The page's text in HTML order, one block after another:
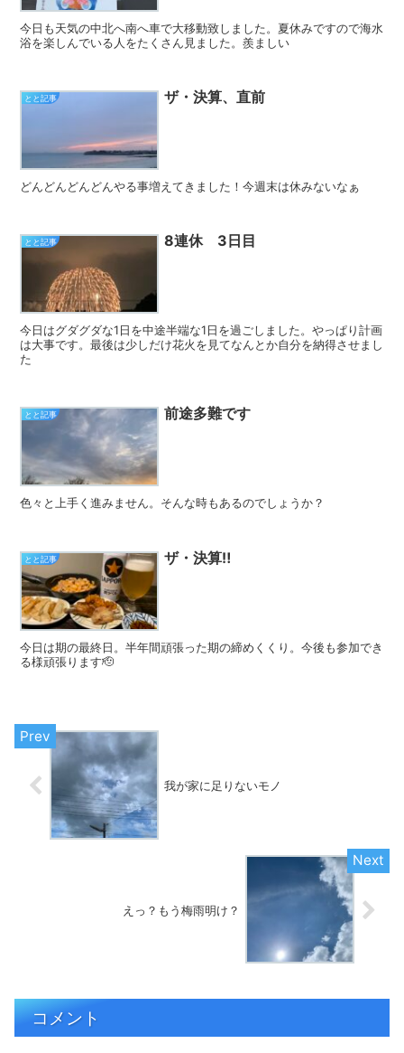
今日も天気の中北へ南へ車で大移動致しました。夏休みですので海水
浴を楽しんでいる人をたくさん見ました。羨ましい
とと記事 ザ・決算、直前
どんどんどんどんやる事増えてきました！今週末は休みないなぁ
とと記事 8連休 3日目
今日はグダグダな1日を中途半端な1日を過ごしました。やっぱり計画
は大事です。最後は少しだけ花火を見てなんとか自分を納得させまし
た
とと記事 前途多難です
色々と上手く進みません。そんな時もあるのでしょうか？
とと記事 ザ・決算‼️
今日は期の最終日。半年間頑張った期の締めくくり。今後も参加でき
る様頑張ります🫡
我が家に足りないモノ
えっ？もう梅雨明け？
コメント